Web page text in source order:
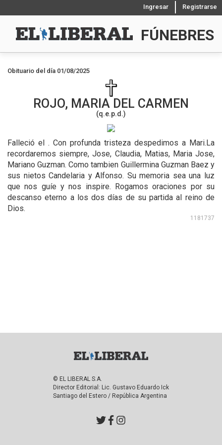
Ingresar Registrarse
FÚNEBRES
Obituario del día 01/08/2025
ROJO, MARIA DEL CARMEN
(q.e.p.d.)
Falleció el . Con profunda tristeza despedimos a Mari.La
recordaremos siempre, Jose, Claudia, Matias, Maria Jose,
Mariano Guzman. Como tambien Guillermina Guzman Baez y
sus nietos Candelaria y Alfonso. Su memoria sea una luz
que nos guíe y nos inspire. Rogamos oraciones por su
descanso eterno a los dos días de su partida al reino de
Dios.
1181737
© EL LIBERAL S.A.
Director Editorial: Lic. Gustavo Eduardo Ick
Santiago del Estero / República Argentina